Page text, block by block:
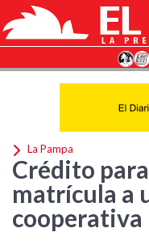
La Pampa
Crédito
matrícula a
cooperativa